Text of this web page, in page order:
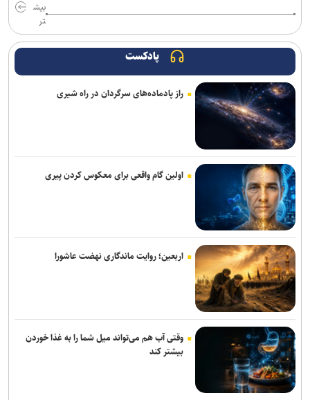
هدف‌گذاری پرداخت ۳۰ هزار وام اشتغال تا پایان سال/ تشکیل بانک
مشاغل ایثارگران در دستور کار است
پایان فیلمبرداری «پدر سنگ»/ روایتی از زخم‌های کودکی
با رفتن اکبر عبدی یک برادر را از دست دادم/ بازیگری که همیشه برگ
برنده‌ای با خود داشت
فیلم مرموز ونیز به‌دلیل «ملاحظات امنیتی» از اعلام رسمی جا ماند
«مرد عنکبوتی: یک روز تازه» در آستانه فتح رکوردهای تازه؛ «اودیسه» از
یک میلیارد دلار گذشت
«زنده‌شور» و «استخر» همچنان می‌تازند/ مجموع فروش هفتگی دو فیلم،
۱۳ برابر ۶ فیلم دیگر! + جدول فروش
نمایش در ۱۵ استان
«واراناسی» راجامولی؛ دومین فیلم تمام‌آی‌مکس تاریخ با بودجه ۱۵۰
میلیون دلاری
کتاب «برنامه راهبردی حکمرانی‌محور» بنیاد شهید رونمایی شد/ برنامه
پنج‌ساله بنیاد شهید و امور ایثارگران برای حرکت تا افق ۱۴۱۰
بیش
تر
پادکست
راز پادماده‌های سرگردان در راه شیری
اولین گام واقعی برای معکوس کردن پیری
اربعین؛ روایت ماندگاری نهضت عاشورا
وقتی آب هم می‌تواند میل شما را به غذا خوردن
بیشتر کند